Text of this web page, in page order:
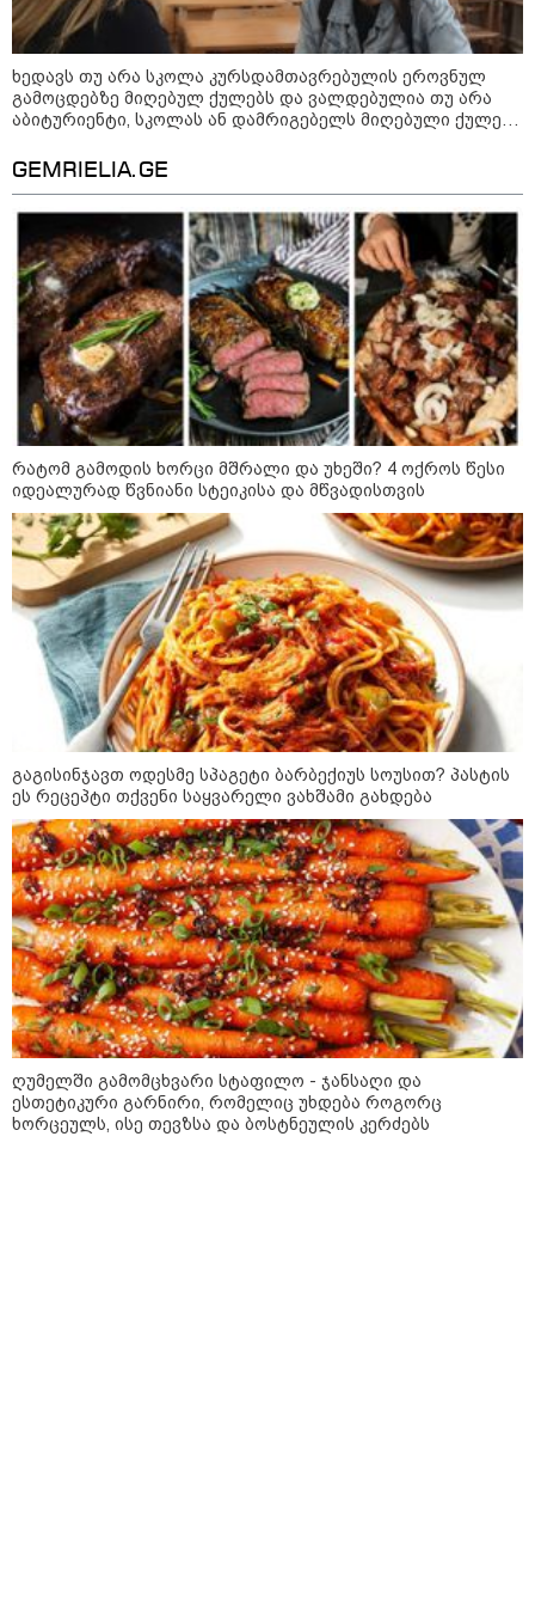
09:00 / 07-08-2026
18 წელი აგვისტოს ომიდან - ტრაგიკული
მოვლენების ქრონოლოგია, რომელიც
შესაძლოა, აღარ გვახსოვს
სად იზღუდება მოძრაობა -
თბილისის მერია ინფორმაციას
ავრცელებს
21:30 / 07-08-2026
თბილისში, ლოზუნგით
„გვახსოვს გმირები, გვახსოვს
მტერი” მსვლელობა
20:58 / 07-08-2026
"იპოვონ ერთი გოგონა, ვისაც
გიგა სექსუალურად ავიწროებდა
- თუ გამოჩნდება ასეთი
გოგონა, 10 000 ლარს
ოფიციალურად, სახალხოდ
გადავცემ" - გიგა ავალიანის
დედა განცხადებას ავრცელებს
18:21 / 07-08-2026
"ვიდეოს ნახვა ჩემთვის იყო
სიკვდილი - ისეთი ხმა აქვს,
თითქოს ეხვეწება, ცუდად არის"
- 12 წლის წინ გაუჩინარებული
ბიჭის დედა გავრცელებულ
ხედავს თუ არა სკოლა კურსდამთავრებულის ეროვნულ
გამოცდებზე მიღებულ ქულებს და ვალდებულია თუ არა
აბიტურიენტი, სკოლას ან დამრიგებელს მიღებული ქულები
GEMRIELIA.GE
რატომ გამოდის ხორცი მშრალი და უხეში? 4 ოქროს წესი
იდეალურად წვნიანი სტეიკისა და მწვადისთვის
გაგისინჯავთ ოდესმე სპაგეტი ბარბექიუს სოუსით? პასტის
ეს რეცეპტი თქვენი საყვარელი ვახშამი გახდება
ღუმელში გამომცხვარი სტაფილო - ჯანსაღი და
ესთეტიკური გარნირი, რომელიც უხდება როგორც
ხორცეულს, ისე თევზსა და ბოსტნეულის კერძებს